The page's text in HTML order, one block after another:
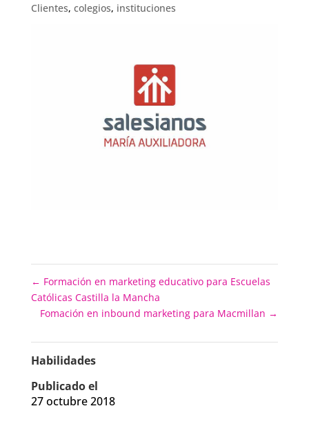
Clientes, colegios, instituciones
← Formación en marketing educativo para Escuelas
Católicas Castilla la Mancha
Fomación en inbound marketing para Macmillan →
Habilidades
Publicado el
27 octubre 2018